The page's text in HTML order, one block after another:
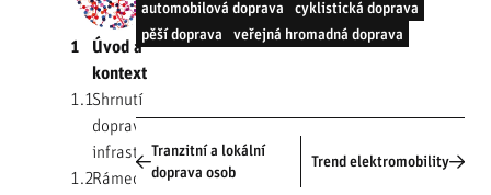
1
Úvod a
kontext
1.1Shrnutí
dopravní
infrastruktury
1.2Rámec
automobilová doprava
cyklistická doprava
pěší doprava
veřejná hromadná doprava
Tranzitní a lokální
doprava osob
Trend elektromobility